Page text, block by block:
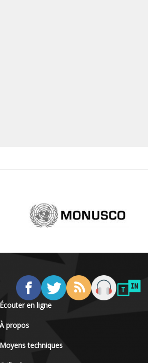
Écouter en ligne
À propos
Moyens techniques